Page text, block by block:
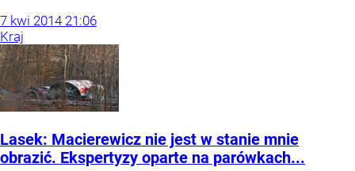
7 kwi 2014 21:06
Kraj
Lasek: Macierewicz nie jest w stanie mnie
obrazić. Ekspertyzy oparte na parówkach...